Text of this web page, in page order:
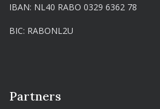
IBAN: NL40 RABO 0329 6362 78
BIC: RABONL2U
Partners